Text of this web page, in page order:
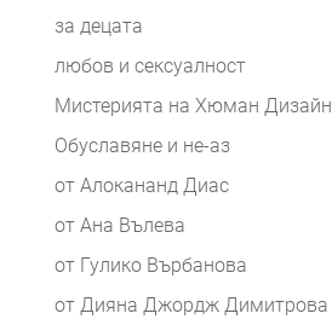
за децата
любов и сексуалност
Мистерията на Хюман Дизайн
Обуславяне и не-аз
от Алокананд Диас
от Ана Вълева
от Гулико Върбанова
от Дияна Джордж Димитрова